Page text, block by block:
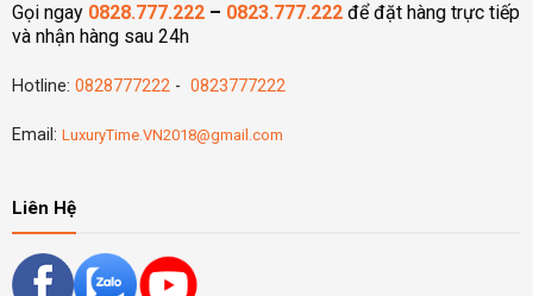
Gọi ngay 0828.777.222– 0823.777.222để đặt hàng trực tiếp
và nhận hàng sau 24h
Hotline: 0828777222- 0823777222
Email: LuxuryTime.VN2018@gmail.com
Liên Hệ